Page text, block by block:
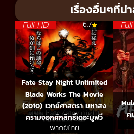
เรื่องอื่นๆที่น่
Full HD 6.7
Fate Stay Night Unlimited
Blade Works The Movie
(2010) เวทย์ศาสตรา มหาสง
ครามจอกศักสิทธิ์เดอะมูฟวี่
พากย์ไทย
ค